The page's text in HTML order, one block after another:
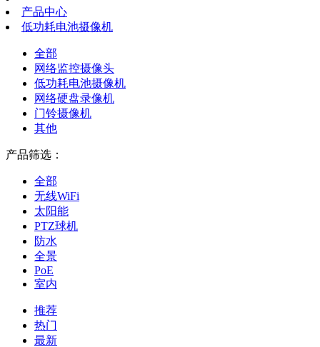
产品中心
低功耗电池摄像机
全部
网络监控摄像头
低功耗电池摄像机
网络硬盘录像机
门铃摄像机
其他
产品筛选：
全部
无线WiFi
太阳能
PTZ球机
防水
全景
PoE
室内
推荐
热门
最新